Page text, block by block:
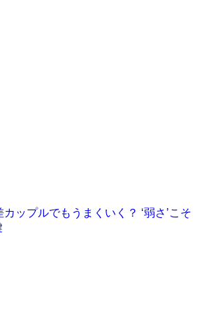
カップルでもうまくいく？ ‘弱さ’こそ